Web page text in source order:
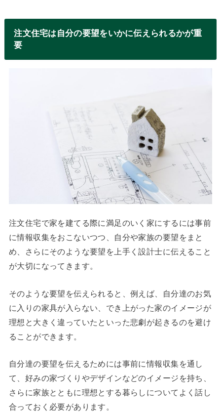
注文住宅は自分の要望をいかに伝えられるかが重
要
注文住宅で家を建てる際に満足のいく家にするには事前
に情報収集をおこないつつ、自分や家族の要望をまと
め、さらにそのような要望を上手く設計士に伝えること
が大切になってきます。
そのような要望を伝えられると、例えば、自分達のお気
に入りの家具が入らない、でき上がった家のイメージが
理想と大きく違っていたといった悲劇が起きるのを避け
ることができます。
自分達の要望を伝えるためには事前に情報収集を通し
て、好みの家づくりやデザインなどのイメージを持ち、
さらに家族とともに理想とする暮らしについてよく話し
合っておく必要があります。